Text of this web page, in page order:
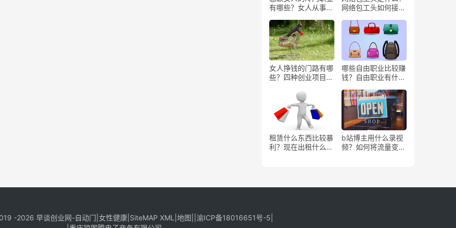
有哪些？女人从事哪
网络包工头如何接业
女人挣钱的门路有哪
些？四种创业项目推
哪些自由职业比较赚
钱？自由职业有什么
租赁什么东西比较暴
利？现在出租什么更
b站博主用什么录视
频？如何将流量变
-2026 早谈创业网-自动门 女性健康| SiteMAP XML 地图 渝ICP备18016651号-5